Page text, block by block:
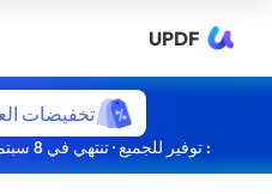
UPDF
تخفيضات
: توفير للجميع · تنتهي في 8 سبتمبر